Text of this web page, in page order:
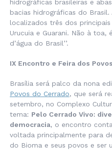
hidrográficas brasileiras e
bacias hidrográficas do
localizados três dos
Urucuia e Guarani. Não à toa,
d’água do Brasil’’.
IX Encontro e Feira dos
Brasília será palco da nona
Povos do Cerrado, que será
setembro, no Complexo
tema: Pelo Cerrado Vivo:
democracia, o encontro
voltada principalmente para
do Bioma e seus povos e ser